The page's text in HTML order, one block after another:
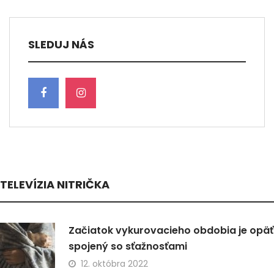
SLEDUJ NÁS
TELEVÍZIA NITRIČKA
Začiatok vykurovacieho obdobia je opäť
spojený so sťažnosťami
12. októbra 2022